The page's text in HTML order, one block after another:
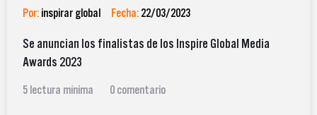
Por: inspirar global Fecha: 22/03/2023
Se anuncian los finalistas de los Inspire Global Media
Awards 2023
5 lectura mínima 0 comentario